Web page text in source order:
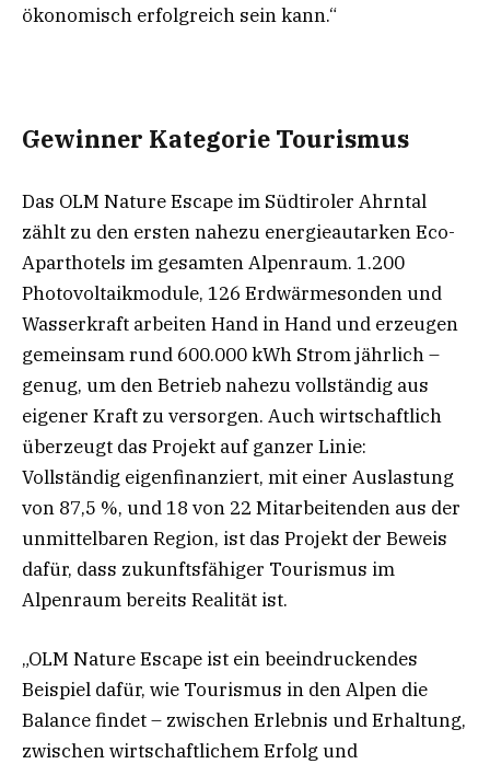
ökonomisch erfolgreich sein kann.“
Gewinner Kategorie Tourismus
Das OLM Nature Escape im Südtiroler Ahrntal
zählt zu den ersten nahezu energieautarken Eco-
Aparthotels im gesamten Alpenraum. 1.200
Photovoltaikmodule, 126 Erdwärmesonden und
Wasserkraft arbeiten Hand in Hand und erzeugen
gemeinsam rund 600.000 kWh Strom jährlich –
genug, um den Betrieb nahezu vollständig aus
eigener Kraft zu versorgen. Auch wirtschaftlich
überzeugt das Projekt auf ganzer Linie:
Vollständig eigenfinanziert, mit einer Auslastung
von 87,5 %, und 18 von 22 Mitarbeitenden aus der
unmittelbaren Region, ist das Projekt der Beweis
dafür, dass zukunftsfähiger Tourismus im
Alpenraum bereits Realität ist.
„OLM Nature Escape ist ein beeindruckendes
Beispiel dafür, wie Tourismus in den Alpen die
Balance findet – zwischen Erlebnis und Erhaltung,
zwischen wirtschaftlichem Erfolg und